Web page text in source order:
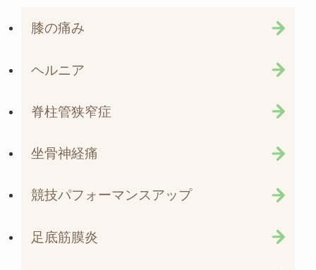
膝の痛み
ヘルニア
脊柱管狭窄症
坐骨神経痛
競技パフォーマンスアップ
足底筋膜炎